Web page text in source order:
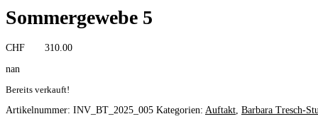
Sommergewebe 5
CHF
310.00
nan
Bereits verkauft!
Artikelnummer: INV_BT_2025_005 Kategorien: Auftakt Barbara Tresch-